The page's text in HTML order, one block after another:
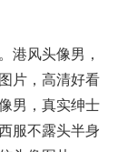
港风头像男，
片，高清好看
男，真实绅士
服不露头半身